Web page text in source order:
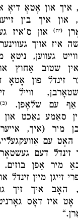
איך און אָטאָ
און איך בין
(יח)
און ס′איז
איז אויך
געווען, ניטאָ
אין שטוב אַחוץ
זינדל פון אָטאָ
ווייל
אַף עם שלאָפן.
(כ)
סאַמע נאַכט און
מיר (איך,
האָט עם
זינדל דעם
באַ מיר אַפן
זייגן מיין
האָב איך זיך
אָט איז דאָס